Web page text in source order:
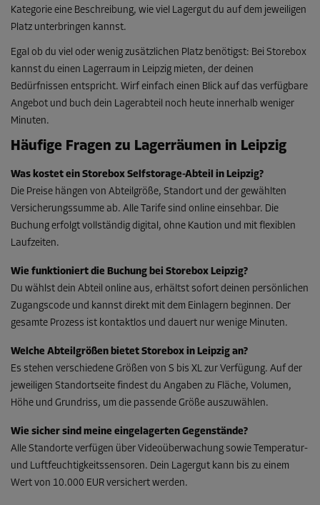
Kategorie eine Beschreibung, wie viel Lagergut du auf dem jeweiligen
Platz unterbringen kannst.
Egal ob du viel oder wenig zusätzlichen Platz benötigst: Bei Storebox
kannst du einen Lagerraum in Leipzig mieten, der deinen
Bedürfnissen entspricht. Wirf einfach einen Blick auf das verfügbare
Angebot und buch dein Lagerabteil noch heute innerhalb weniger
Minuten.
Häufige Fragen zu Lagerräumen in Leipzig
Was kostet ein Storebox Selfstorage-Abteil in Leipzig?
Die Preise hängen von Abteilgröße, Standort und der gewählten
Versicherungssumme ab. Alle Tarife sind online einsehbar. Die
Buchung erfolgt vollständig digital, ohne Kaution und mit flexiblen
Laufzeiten.
Wie funktioniert die Buchung bei Storebox Leipzig?
Du wählst dein Abteil online aus, erhältst sofort deinen persönlichen
Zugangscode und kannst direkt mit dem Einlagern beginnen. Der
gesamte Prozess ist kontaktlos und dauert nur wenige Minuten.
Welche Abteilgrößen bietet Storebox in Leipzig an?
Es stehen verschiedene Größen von S bis XL zur Verfügung. Auf der
jeweiligen Standortseite findest du Angaben zu Fläche, Volumen,
Höhe und Grundriss, um die passende Größe auszuwählen.
Wie sicher sind meine eingelagerten Gegenstände?
Alle Standorte verfügen über Videoüberwachung sowie Temperatur-
und Luftfeuchtigkeitssensoren. Dein Lagergut kann bis zu einem
Wert von 10.000 EUR versichert werden.